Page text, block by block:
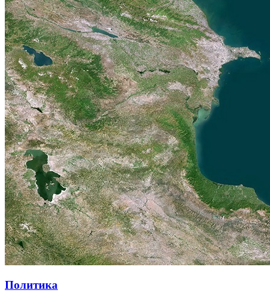
Политика